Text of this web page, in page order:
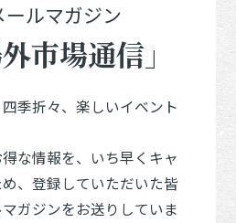
ールマガジン
市場通信」
季折々、楽しいイベント
な情報を、いち早くキャ
、登録していただいた皆
ガジンをお送りしていま